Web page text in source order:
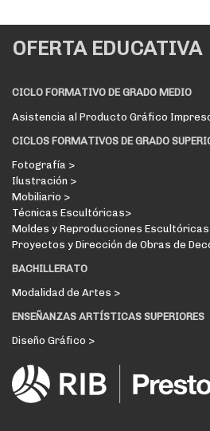
OFERTA EDUCATIVA
CICLO FORMATIVO DE GRADO MEDIO
Asistencia al Producto Gráfico
CICLOS FORMATIVOS DE GRADO
Fotografía >
Ilustración >
Mobiliario >
Técnicas Escultóricas>
Moldes y Reproducciones Escultóricas
Proyectos y Dirección de Obras de
BACHILLERATO
Modalidad de Artes >
ENSEÑANZAS ARTÍSTICAS SUPERIORES
Diseño Gráfico >